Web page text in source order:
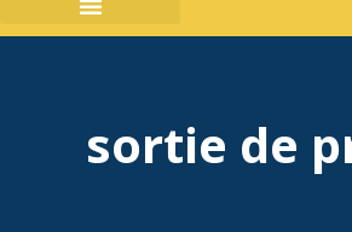
sortie de